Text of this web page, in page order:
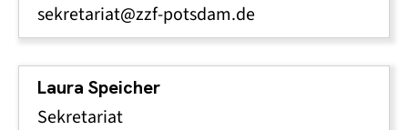
sekretariat@zzf-potsdam.de
Laura Speicher
Sekretariat